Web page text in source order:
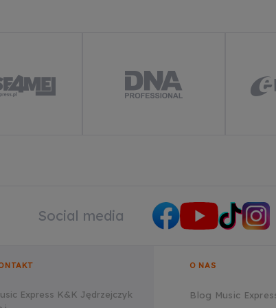
Social media
Express K&K Jędrzejczyk
O NAS
Blog Music